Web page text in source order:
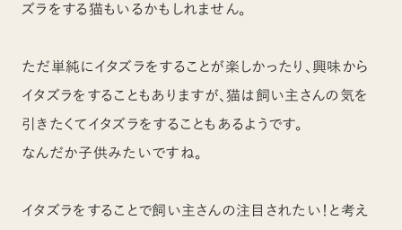
ズラをする猫もいるかもしれません。
ただ単純にイタズラをすることが楽しかったり、興味から
イタズラをすることもありますが、猫は飼い主さんの気を
引きたくてイタズラをすることもあるようです。
なんだか子供みたいですね。
イタズラをすることで飼い主さんの注目されたい！と考え